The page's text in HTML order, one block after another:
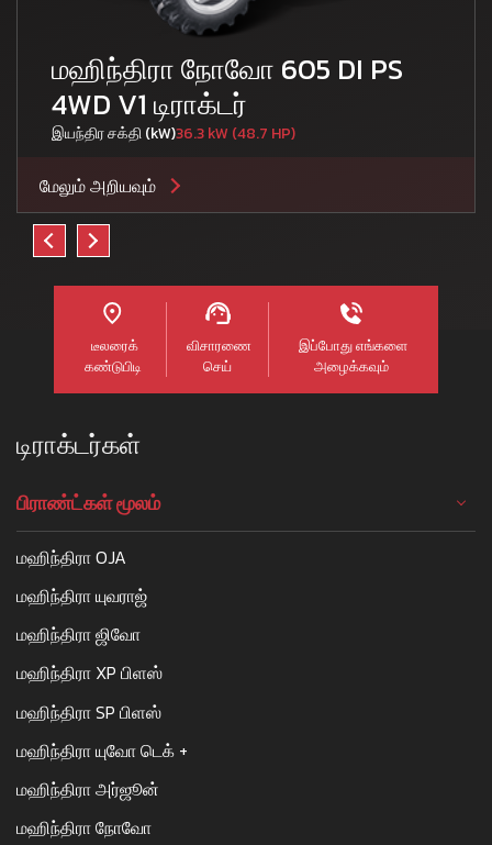
மஹிந்திரா நோவோ 605 DI PS
4WD V1 டிராக்டர்
இயந்திர சக்தி (kW)36.3 kW (48.7 HP)
மேலும் அறியவும்
டீலரைக்
கண்டுபிடி
விசாரணை
செய்
இப்போது எங்களை
அழைக்கவும்
டிராக்டர்கள்
பிராண்ட்கள் மூலம்
மஹிந்திரா OJA
மஹிந்திரா யுவராஜ்
மஹிந்திரா ஜிவோ
மஹிந்திரா XP பிளஸ்
மஹிந்திரா SP பிளஸ்
மஹிந்திரா யுவோ டெக் +
மஹிந்திரா அர்ஜூன்
மஹிந்திரா நோவோ